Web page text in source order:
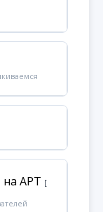
на АРТ [